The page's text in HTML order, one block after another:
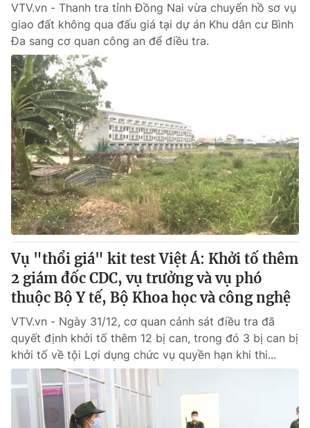
VTV.vn - Thanh tra tỉnh Đồng Nai vừa chuyển hồ sơ vụ
giao đất không qua đấu giá tại dự án Khu dân cư Bình
Đa sang cơ quan công an để điều tra.
Vụ "thổi giá" kit test Việt Á: Khởi tố thêm
2 giám đốc CDC, vụ trưởng và vụ phó
thuộc Bộ Y tế, Bộ Khoa học và công nghệ
VTV.vn - Ngày 31/12, cơ quan cảnh sát điều tra đã
quyết định khởi tố thêm 12 bị can, trong đó 3 bị can bị
khởi tố về tội Lợi dụng chức vụ quyền hạn khi thi...